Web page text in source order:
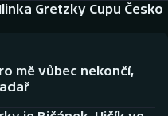
Gretzky Cupu Česko
mě vůbec nekončí,